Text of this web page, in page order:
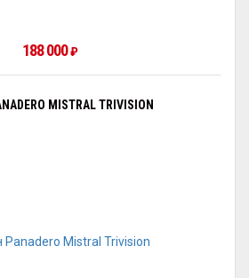
188 000₽
MISTRAL TRIVISION